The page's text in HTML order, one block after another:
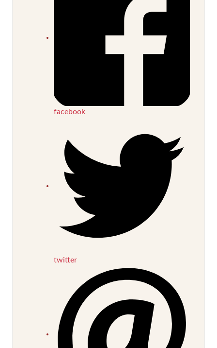
facebook
twitter